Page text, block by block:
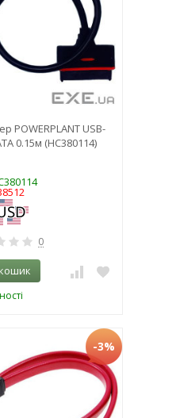
POWERPLANT USB-
0.15м (HC380114)
0
-3%